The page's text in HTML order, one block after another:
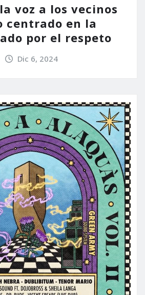
voz a los vecinos
centrado en la
por el respeto
Dic 6, 2024